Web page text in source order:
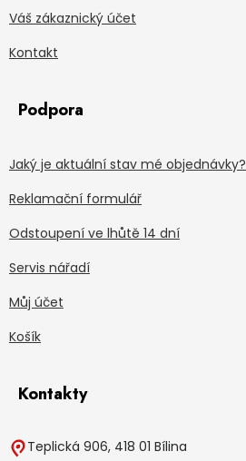
Váš zákaznický účet
Kontakt
Podpora
Jaký je aktuální stav mé objednávky?
Reklamační formulář
Odstoupení ve lhůtě 14 dní
Servis nářadí
Můj účet
Košík
Kontakty
Teplická 906, 418 01 Bílina